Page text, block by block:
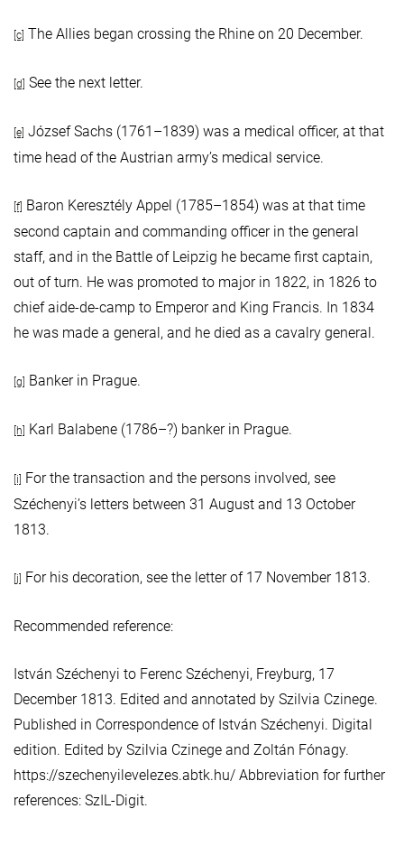
[c] The Allies began crossing the Rhine on 20 December.
[d] See the next letter.
[e] József Sachs (1761–1839) was a medical officer, at that
time head of the Austrian army’s medical service.
[f] Baron Keresztély Appel (1785–1854) was at that time
second captain and commanding officer in the general
staff, and in the Battle of Leipzig he became first captain,
out of turn. He was promoted to major in 1822, in 1826 to
chief aide-de-camp to Emperor and King Francis. In 1834
he was made a general, and he died as a cavalry general.
[g] Banker in Prague.
[h] Karl Balabene (1786–?) banker in Prague.
[i] For the transaction and the persons involved, see
Széchenyi’s letters between 31 August and 13 October
1813.
[j] For his decoration, see the letter of 17 November 1813.
Recommended reference:
István Széchenyi to Ferenc Széchenyi, Freyburg, 17
December 1813. Edited and annotated by Szilvia Czinege.
Published in Correspondence of István Széchenyi. Digital
edition. Edited by Szilvia Czinege and Zoltán Fónagy.
https://szechenyilevelezes.abtk.hu/ Abbreviation for further
references: SzIL-Digit.